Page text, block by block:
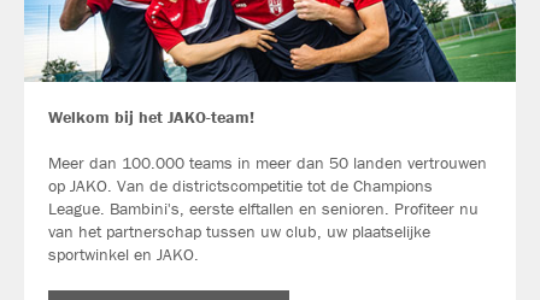
Welkom bij het JAKO-team!
Meer dan 100.000 teams in meer dan 50 landen vertrouwen
op JAKO. Van de districtscompetitie tot de Champions
League. Bambini's, eerste elftallen en senioren. Profiteer nu
van het partnerschap tussen uw club, uw plaatselijke
sportwinkel en JAKO.